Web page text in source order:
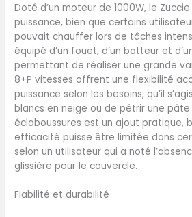
rayures et dispose d'un ressort
hautement élastique intégré (il
utilisation sans ressort).
sont conformes aux tests
ROHS/REACH/PAHS/LFGB/
autres tests
alimentaires. Gamme
Le batteur électrique de
accessoires pour fouet,
mélangeur sont faciles à
Les crochets et acier
peuvent être retirés
nettoyage facile. De plus, avec
Doté d’un moteur de 1000W, le
puissance, bien que certains
pouvait chauffer lors de tâches
équipé d’un fouet, d’un batteur et
permettant de réaliser une grande
8+P vitesses offrent une flexibilité
puissance selon les besoins, qu’il
blancs en neige ou de pétrir une
éclaboussures est un ajout pratique,
efficacité puisse être limitée dans
selon un utilisateur qui a noté
glissière pour le couvercle.
Fiabilité et durabilité